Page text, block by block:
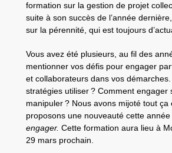
formation sur la gestion de projet
suite à son succès de l’année
sur la pérennité, qui est toujours
Vous avez été plusieurs, au fil des
mentionner vos défis pour engager
et collaborateurs dans vos
stratégies utiliser ? Comment engager
manipuler ? Nous avons mijoté tout ça
proposons une nouveauté cette année
engager. Cette formation aura lieu à
29 mars prochain.